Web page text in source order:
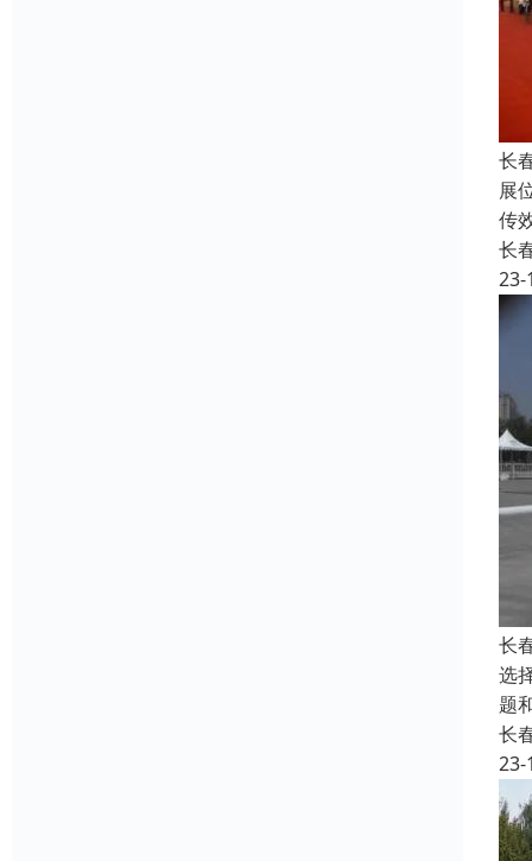
长
展
传
长
23-
长
选
题
长
23-